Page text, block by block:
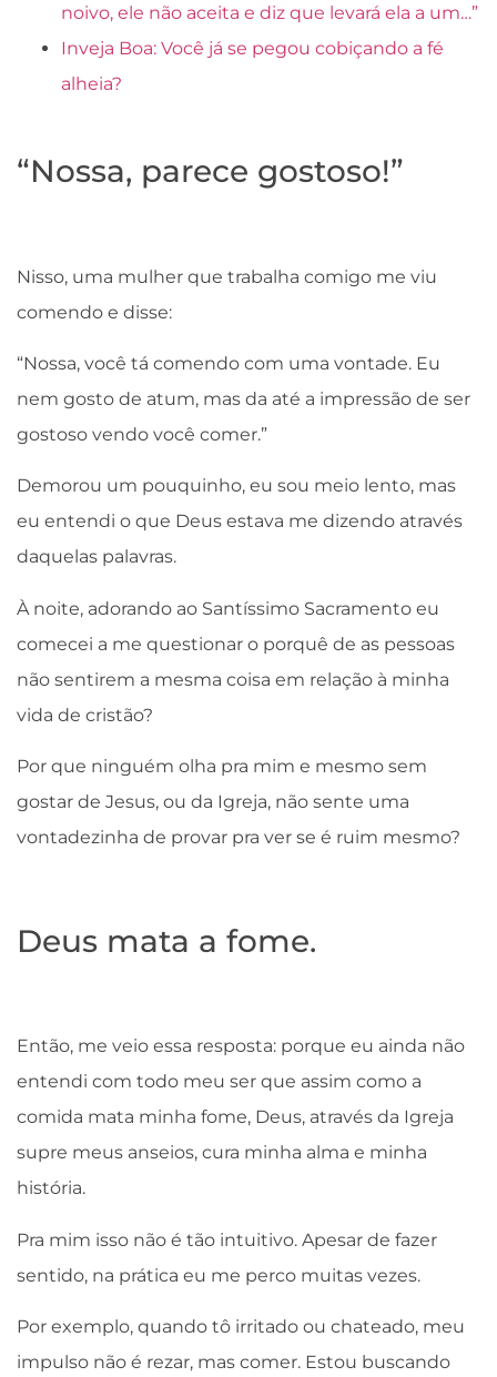
noivo, ele não aceita e diz que levará ela a um…”
Inveja Boa: Você já se pegou cobiçando a fé
alheia?
“Nossa, parece gostoso!”
Nisso, uma mulher que trabalha comigo me viu
comendo e disse:
“Nossa, você tá comendo com uma vontade. Eu
nem gosto de atum, mas da até a impressão de ser
gostoso vendo você comer.”
Demorou um pouquinho, eu sou meio lento, mas
eu entendi o que Deus estava me dizendo através
daquelas palavras.
À noite, adorando ao Santíssimo Sacramento eu
comecei a me questionar o porquê de as pessoas
não sentirem a mesma coisa em relação à minha
vida de cristão?
Por que ninguém olha pra mim e mesmo sem
gostar de Jesus, ou da Igreja, não sente uma
vontadezinha de provar pra ver se é ruim mesmo?
Deus mata a fome.
Então, me veio essa resposta: porque eu ainda não
entendi com todo meu ser que assim como a
comida mata minha fome, Deus, através da Igreja
supre meus anseios, cura minha alma e minha
história.
Pra mim isso não é tão intuitivo. Apesar de fazer
sentido, na prática eu me perco muitas vezes.
Por exemplo, quando tô irritado ou chateado, meu
impulso não é rezar, mas comer. Estou buscando